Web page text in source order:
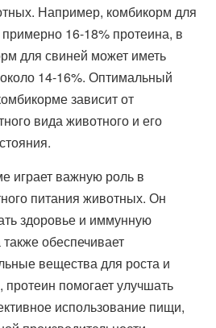
Например, комбикорм для
16-18% протеина, в
для свиней может иметь
14-16%. Оптимальный
зависит от
вида животного и его
играет важную роль в
питания животных. Он
здоровье и иммунную
обеспечивает
вещества для роста и
протеин помогает улучшать
использование пищи,